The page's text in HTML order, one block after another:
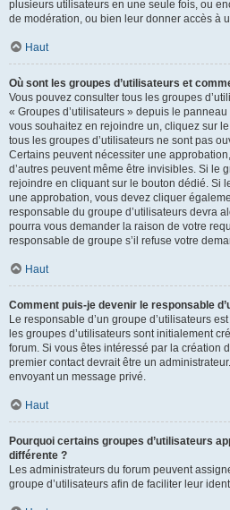
plusieurs utilisateurs en une seule fois, ou
de modération, ou bien leur donner accès à
Haut
Où sont les groupes d’utilisateurs et
Vous pouvez consulter tous les groupes
« Groupes d’utilisateurs » depuis le
vous souhaitez en rejoindre un, cliquez sur
tous les groupes d’utilisateurs ne sont pas
Certains peuvent nécessiter une
d’autres peuvent même être invisibles. Si le
rejoindre en cliquant sur le bouton dédié. Si
une approbation, vous devez cliquer
responsable du groupe d’utilisateurs devra
pourra vous demander la raison de votre
responsable de groupe s’il refuse votre
Haut
Comment puis-je devenir le responsable
Le responsable d’un groupe d’utilisateurs
les groupes d’utilisateurs sont initialement
forum. Si vous êtes intéressé par la création
premier contact devrait être un
envoyant un message privé.
Haut
Pourquoi certains groupes d’utilisateurs
différente ?
Les administrateurs du forum peuvent
groupe d’utilisateurs afin de faciliter leur